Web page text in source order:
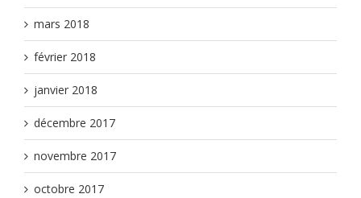
mars 2018
février 2018
janvier 2018
décembre 2017
novembre 2017
octobre 2017